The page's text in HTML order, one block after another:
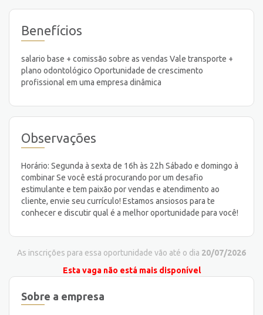
Benefícios
salario base + comissão sobre as vendas Vale transporte +
plano odontológico Oportunidade de crescimento
profissional em uma empresa dinâmica
Observações
Horário: Segunda à sexta de 16h às 22h Sábado e domingo à
combinar Se você está procurando por um desafio
estimulante e tem paixão por vendas e atendimento ao
cliente, envie seu currículo! Estamos ansiosos para te
conhecer e discutir qual é a melhor oportunidade para você!
As inscrições para essa oportunidade vão até o dia 20/07/2026
Esta vaga não está mais disponível
Sobre a empresa